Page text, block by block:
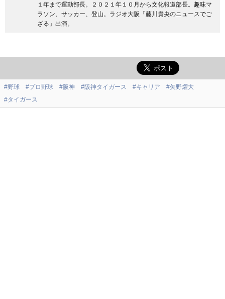
１年まで運動部長。２０２１年１０月から文化報道部長。趣味マ
ラソン、サッカー、登山。ラジオ大阪「藤川貴央のニュースでご
ざる」出演。
#野球 #プロ野球 #阪神 #阪神タイガース #キャリア
#矢野燿大
#タイガース